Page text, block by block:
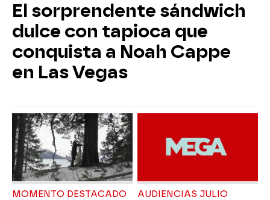
El sorprendente sándwich
dulce con tapioca que
conquista a Noah Cappe
en Las Vegas
MOMENTO DESTACADO AUDIENCIAS JULIO